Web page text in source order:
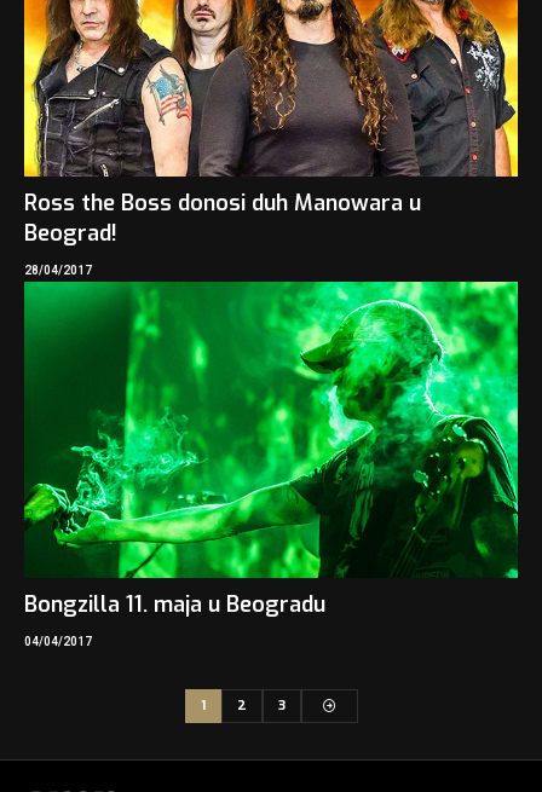
Ross the Boss donosi duh Manowara u
Beograd!
28/04/2017
Bongzilla 11. maja u Beogradu
04/04/2017
1 2 3